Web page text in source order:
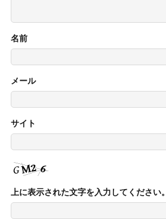
名前
メール
サイト
上に表示された文字を入力してください。